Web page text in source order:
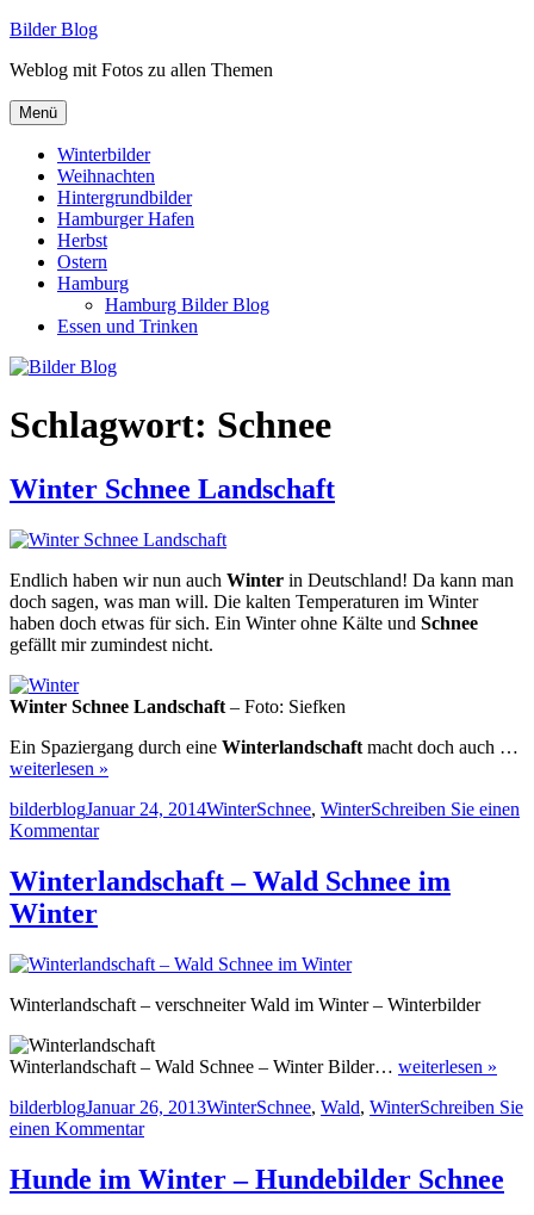
Zum
springen
Bilder Blog
Weblog mit Fotos zu allen Themen
Menü
Winterbilder
Weihnachten
Hintergrundbilder
Hamburger Hafen
Herbst
Ostern
Hamburg
Hamburg Bilder Blog
Essen und Trinken
Schlagwort: Schnee
Winter Schnee Landschaft
Endlich haben wir nun auch Winter in Deutschland! Da kann man
doch sagen, was man will. Die kalten Temperaturen im Winter
haben doch etwas für sich. Ein Winter ohne Kälte und Schnee
gefällt mir zumindest nicht.
Winter Schnee Landschaft – Foto: Siefken
Ein Spaziergang durch eine Winterlandschaft macht doch auch …
weiterlesen »
Autor
bilderblogVeröffentlicht
am
Januar 24, 2014Kategorien
WinterSchlagwörter
Schnee, WinterSchreiben Sie einen
Kommentarzu
Schnee
Landschaft
Winterlandschaft – Wald Schnee im
Winter
Winterlandschaft – verschneiter Wald im Winter – Winterbilder
Winterlandschaft – Wald Schnee – Winter Bilder… weiterlesen »
Autor
bilderblogVeröffentlicht
am
Januar 26, 2013Kategorien
WinterSchlagwörter
Schnee, Wald, WinterSchreiben Sie
einen Kommentarzu
–
Wald
Hunde im Winter – Hundebilder Schnee